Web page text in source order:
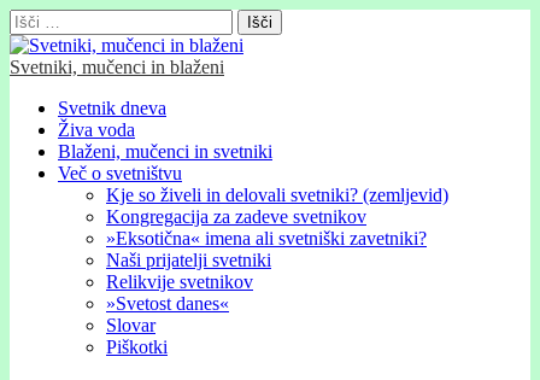
Išči:
Svetniki, mučenci in blaženi
Glavni
meni
Skip
content
Svetnik dneva
Živa voda
Blaženi, mučenci in svetniki
Več o svetništvu
Kje so živeli in delovali svetniki? (zemljevid)
Kongregacija za zadeve svetnikov
»Eksotična« imena ali svetniški zavetniki?
Naši prijatelji svetniki
Relikvije svetnikov
»Svetost danes«
Slovar
Piškotki